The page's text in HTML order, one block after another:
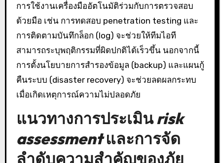
การใช้งานเครื่องมืออัตโนมัติร่วมกับการตรวจสอบ
ด้วยมือ เช่น การทดสอบ penetration testing และ
การติดตามบันทึกล็อก (log) จะช่วยให้ทีมไอที
สามารถระบุพฤติกรรมที่ผิดปกติได้เร็วขึ้น นอกจากนี้
การตั้งนโยบายการสำรองข้อมูล (backup) และแผนกู้
คืนระบบ (disaster recovery) จะช่วยลดผลกระทบ
เมื่อเกิดเหตุการณ์ความไม่ปลอดภัย
แนวทางการประเมินrisk
assessmentและการจัด
ลำดับความสำคัญของภัย